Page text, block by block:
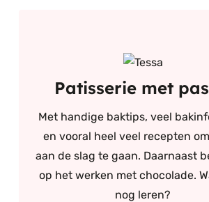
Patisserie met
Met handige baktips, veel
en vooral heel veel recepten
aan de slag te gaan. Daarnaast
op het werken met chocolade.
nog leren?